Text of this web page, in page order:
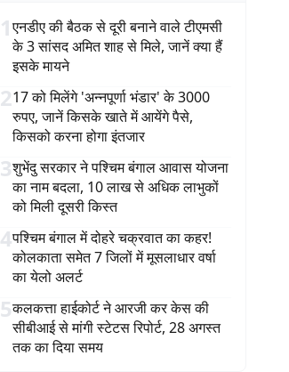
1एनडीए की बैठक से दूरी बनाने वाले टीएमसी
के 3 सांसद अमित शाह से मिले, जानें क्या हैं
इसके मायने
217 को मिलेंगे 'अन्नपूर्णा भंडार' के 3000
रुपए, जानें किसके खाते में आयेंगे पैसे,
किसको करना होगा इंतजार
3शुभेंदु सरकार ने पश्चिम बंगाल आवास योजना
का नाम बदला, 10 लाख से अधिक लाभुकों
को मिली दूसरी किस्त
4पश्चिम बंगाल में दोहरे चक्रवात का कहर!
कोलकाता समेत 7 जिलों में मूसलाधार वर्षा
का येलो अलर्ट
5कलकत्ता हाईकोर्ट ने आरजी कर केस की
सीबीआई से मांगी स्टेटस रिपोर्ट, 28 अगस्त
तक का दिया समय